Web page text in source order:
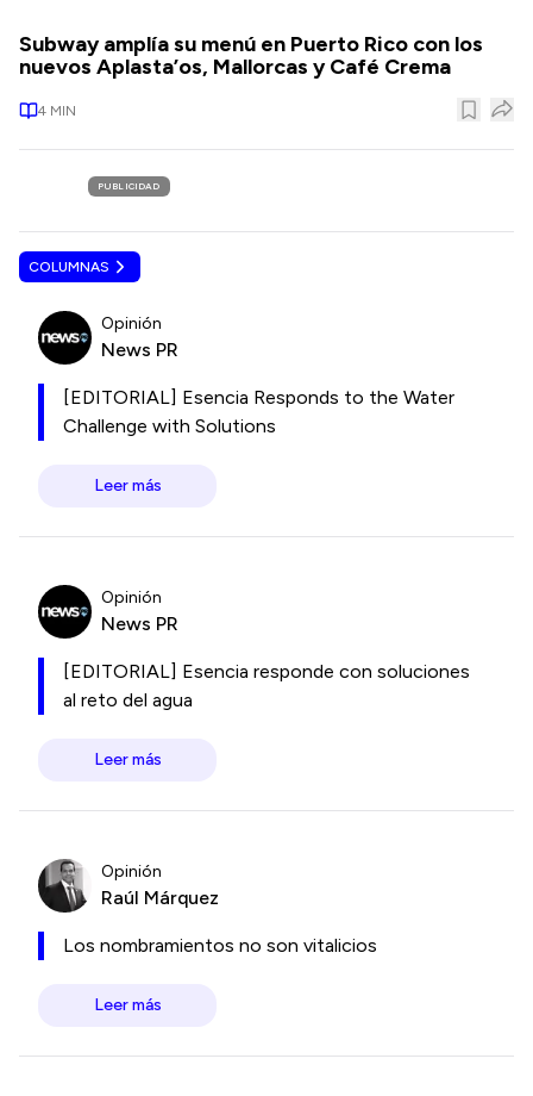
Subway amplía su menú en Puerto Rico con los
nuevos Aplasta’os, Mallorcas y Café Crema
4 MIN
PUBLICIDAD
COLUMNAS
Opinión
News PR
[EDITORIAL] Esencia Responds to the Water
Challenge with Solutions
Leer más
Opinión
News PR
[EDITORIAL] Esencia responde con soluciones
al reto del agua
Leer más
Opinión
Raúl Márquez
Los nombramientos no son vitalicios
Leer más